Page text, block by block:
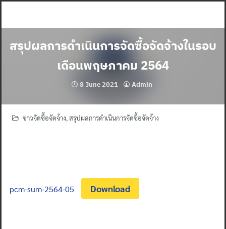
สรุปผลการดำเนินการจัดซื้อจัดจ้างในรอบ
เดือนพฤษภาคม 2564
8 June 2021 Admin
ข่าวจัดซื้อจัดจ้าง,สรุปผลการดำเนินการจัดซื้อจัดจ้าง
pcm-sum-2564-05 Download